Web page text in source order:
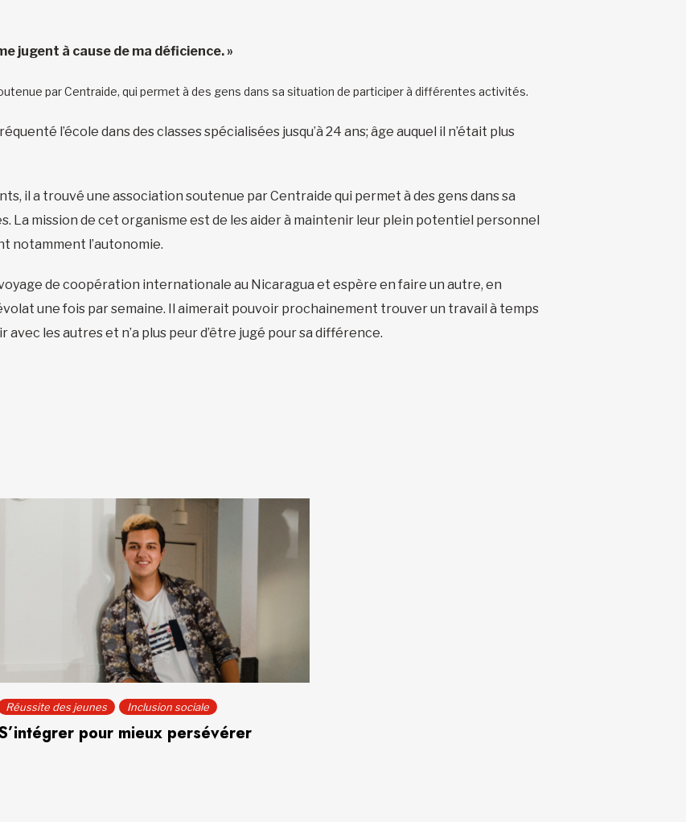
jugent à cause de ma déficience. »
par Centraide, qui permet à des gens dans sa situation de participer à différentes activités.
l’école dans des classes spécialisées jusqu’à 24 ans; âge auquel il n’était plus
il a trouvé une association soutenue par Centraide qui permet à des gens dans sa
mission de cet organisme est de les aider à maintenir leur plein potentiel personnel
notamment l’autonomie.
de coopération internationale au Nicaragua et espère en faire un autre, en
une fois par semaine. Il aimerait pouvoir prochainement trouver un travail à temps
les autres et n’a plus peur d’être jugé pour sa différence.
Réussite des jeunes Inclusion sociale
pour mieux persévérer